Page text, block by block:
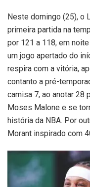
Neste domingo (25), o
primeira partida na
por 121 a 118, em
um jogo apertado do
respira com a vitória,
contanto a pré-
camisa 7, ao anotar 28
Moses Malone e se
história da NBA. Por
Morant inspirado com